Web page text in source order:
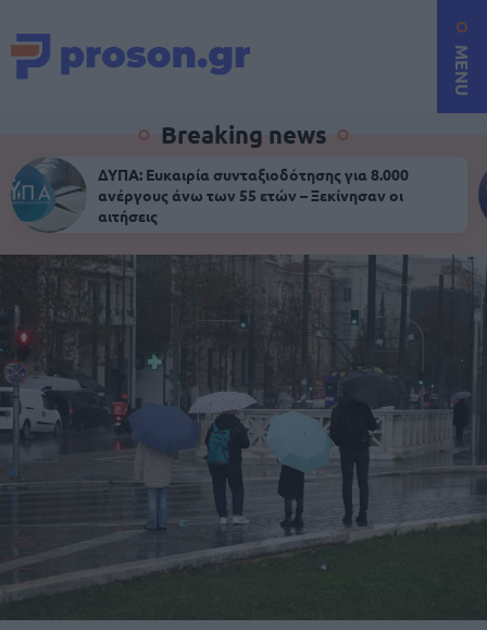
MENU
Breaking news
ΔΥΠΑ: Ευκαιρία συνταξιοδότησης για 8.000
ανέργους άνω των 55 ετών – Ξεκίνησαν οι
αιτήσεις